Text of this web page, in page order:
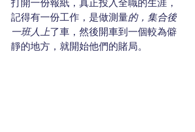
打開一份報紙，真正投入全職的生涯，
記得有一份工作，是做測量的，集合後
一班人上了車，然後開車到一個較為僻
靜的地方，就開始他們的賭局。